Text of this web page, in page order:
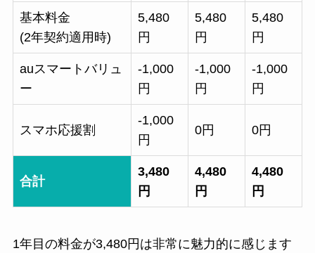
基本料金
(2年契約適用時)
5,480
円
5,480
円
5,480
円
auスマートバリュ
ー
-1,000
円
-1,000
円
-1,000
円
スマホ応援割
-1,000
円
0円 0円
合計
3,480
円
4,480
円
4,480
円
1年目の料金が3,480円は非常に魅力的に感じます